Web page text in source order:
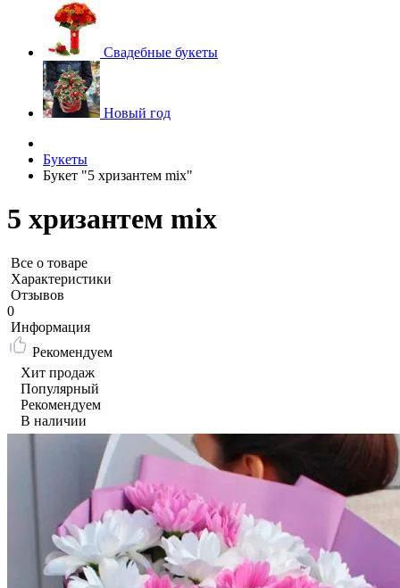
Свадебные букеты
Новый год
Букеты
Букет "5 хризантем mix"
5 хризантем mix
Все о товаре
Характеристики
Отзывов
0
Информация
Рекомендуем
Хит продаж
Популярный
Рекомендуем
В наличии